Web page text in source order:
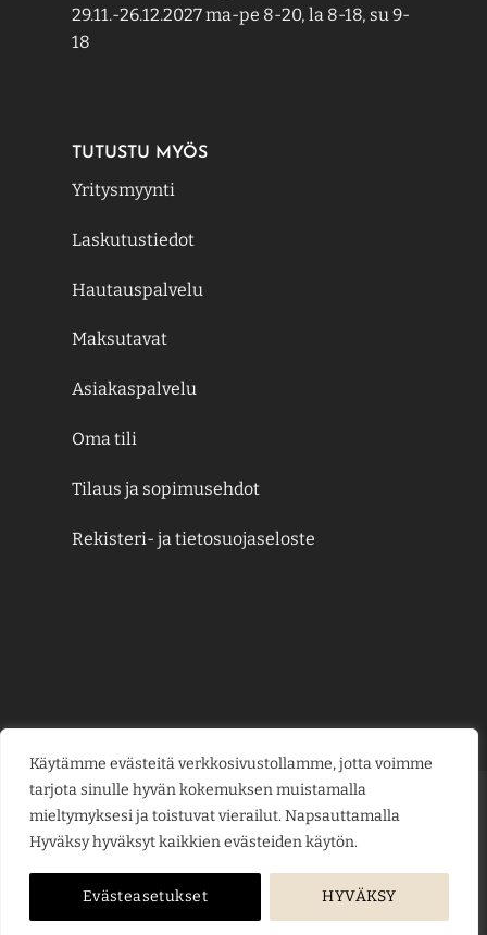
Käytämme evästeitä verkkosivustollamme, jotta voimme
tarjota sinulle hyvän kokemuksen muistamalla
mieltymyksesi ja toistuvat vierailut. Napsauttamalla
Hyväksy hyväksyt kaikkien evästeiden käytön.
Evästeasetukset HYVÄKSY
29.11.-26.12.2027 ma-pe 8-20, la 8-18, su 9-
18
TUTUSTU MYÖS
Yritysmyynti
Laskutustiedot
Hautauspalvelu
Maksutavat
Asiakaspalvelu
Oma tili
Tilaus ja sopimusehdot
Rekisteri- ja tietosuojaseloste
Credit
Card
MasterCard
Visa
Visa
KESÄJUHLAT
LAHJAKORTIT
jarvenpaankukkatalo.fi